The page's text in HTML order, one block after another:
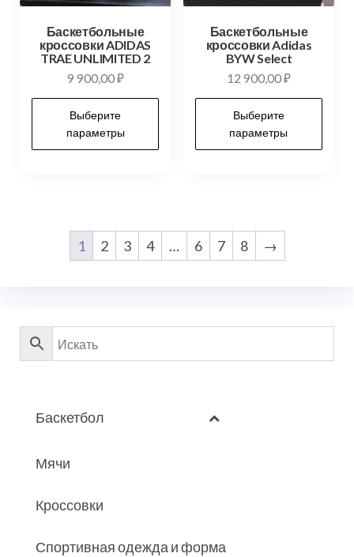
Баскетбольные
кроссовки ADIDAS
TRAE UNLIMITED 2
9 900,00₽
Выберите
параметры
Баскетбольные
кроссовки Adidas
BYW Select
12 900,00₽
Выберите
параметры
1 2 3 4 … 6 7 8 →
Баскетбол
Мячи
Кроссовки
Спортивная одежда и форма